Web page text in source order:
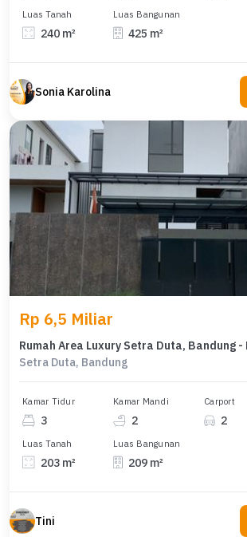
Luas Tanah
240 m²
Luas Bangunan
425 m²
Sonia Karolina
Rp 6,5 Miliar
Setra Duta, Bandung
Kamar Tidur
3
Kamar Mandi
2
Carport
2
Luas Tanah
203 m²
Luas Bangunan
209 m²
Tini